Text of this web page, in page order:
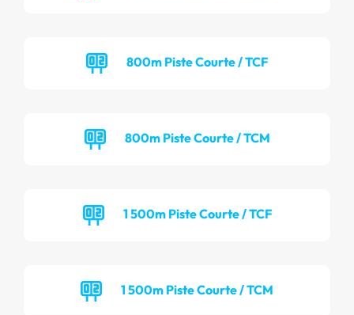
800m Piste Courte / TCF
800m Piste Courte / TCM
1 500m Piste Courte / TCF
1 500m Piste Courte / TCM